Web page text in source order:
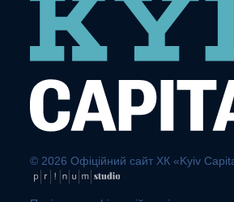
© 2026 Офіційний сайт ХК «Kyiv